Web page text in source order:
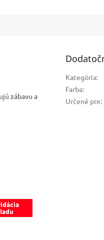
zábavu a
Kategória:
Farba:
Určené pre: